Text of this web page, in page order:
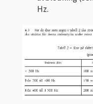
Hz.